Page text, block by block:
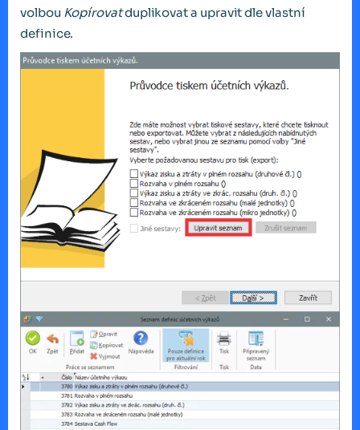
volbou Kopírovatduplikovat a upravit dle vlastní
definice.